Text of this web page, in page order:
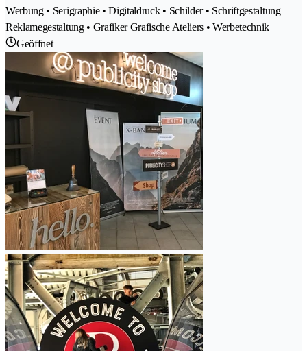
Werbung • Serigraphie • Digitaldruck • Schilder • Schriftgestaltung
Reklamegestaltung • Grafiker Grafische Ateliers • Werbetechnik
Geöffnet